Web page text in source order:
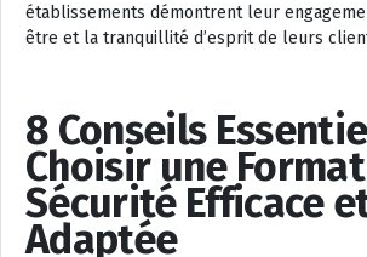
établissements démontrent leur
être et la tranquillité d’esprit de leurs
8 Conseils
Choisir une
Sécurité Efficace
Adaptée